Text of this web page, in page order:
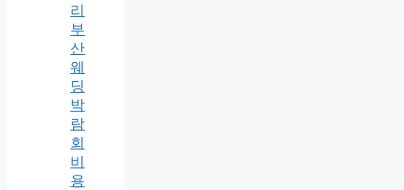
리
부
산
웨
딩
박
람
회
비
용